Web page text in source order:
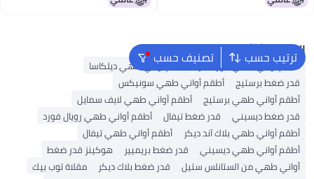
ترتيب حسب تصنيف حسب البحث الشائع
أطقم أواني طهي كوركماز
أطقم أواني طهي ديلكاسا
قدر ضغط برستيج
أطقم أواني طهي سونيكس
أطقم أواني طهي برستيج
أطقم أواني طهي لايف سمايل
قدر ضغط ديسيني
قدر ضغط تيفال
أطقم أواني طهي رويال فورد
أطقم أواني طهي بلاك آند ديكر
أطقم أواني طهي تيفال
أطقم أواني طهي ديسيني
قدر ضغط بريميير
هوكينز قدر ضغط
أواني طهي من الستانلس ستيل
قدر ضغط بلاك ديكر
مقلاة توب بيك